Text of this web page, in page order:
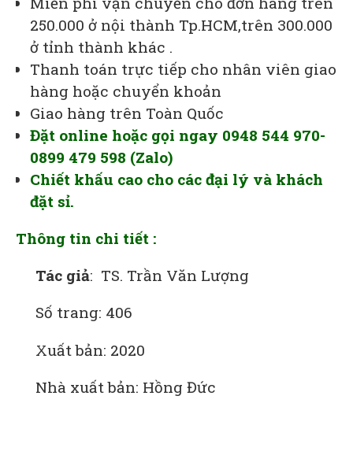
250.000 ở nội thành Tp.HCM,trên 300.000
ở tỉnh thành khác .
Thanh toán trực tiếp cho nhân viên giao
hàng hoặc chuyển khoản
Giao hàng trên Toàn Quốc
Đặt online hoặc gọi ngay 0948 544 970-
0899 479 598 (Zalo)
Chiết khấu cao cho các đại lý và khách
đặt sỉ.
Thông tin chi tiết :
Tác giả: TS. Trần Văn Lượng
Số trang: 406
Xuất bản: 2020
Nhà xuất bản: Hồng Đức